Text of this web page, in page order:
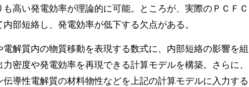
高い発電効率が理論的に可能。ところが、実際のＰＣＦＣ
部短絡し、発電効率が低下する欠点がある。
解質内の物質移動を表現する数式に、内部短絡の影響を組
密度や発電効率を再現できる計算モデルを構築。さらに、
導性電解質の材料物性などを上記の計算モデルに入力する